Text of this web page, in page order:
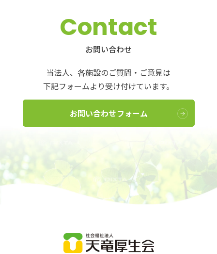
Contact
お問い合わせ
当法人、各施設のご質問・ご意見は
下記フォームより受け付けています。
お問い合わせフォーム